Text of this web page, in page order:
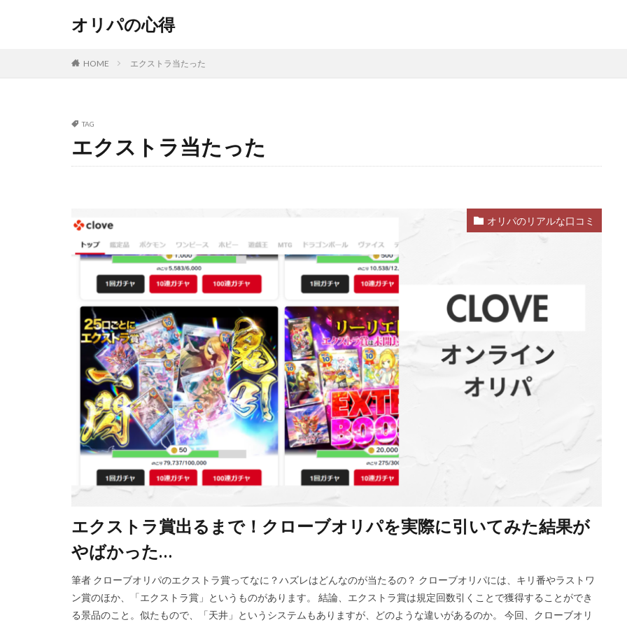
オリパの心得
HOME エクストラ当たった
TAG
エクストラ当たった
オリパのリアルな口コミ
エクストラ賞出るまで！クローブオリパを実際に引いてみた結果が
やばかった…
筆者 クローブオリパのエクストラ賞ってなに？ハズレはどんなのが当たるの？ クローブオリパには、キリ番やラストワ
ン賞のほか、「エクストラ賞」というものがあります。 結論、エクストラ賞は規定回数引くことで獲得することができ
る景品のこと。似たもので、「天井」というシステムもありますが、どのような違いがあるのか。 今回、クローブオリ